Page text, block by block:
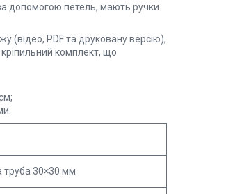
допомогою петель, мають ручки
(відео, PDF та друковану версію),
кріпильний комплект, що
труба 30×30 мм